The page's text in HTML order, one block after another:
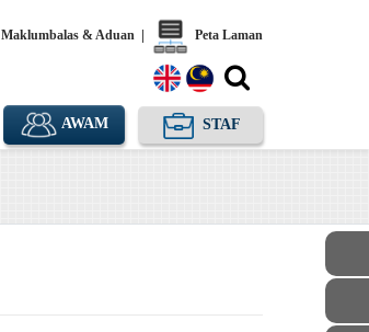
Maklumbalas & Aduan Peta Laman
AWAM STAF